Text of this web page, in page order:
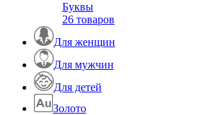
Буквы
26 товаров
Для женщин
Для мужчин
Для детей
Золото